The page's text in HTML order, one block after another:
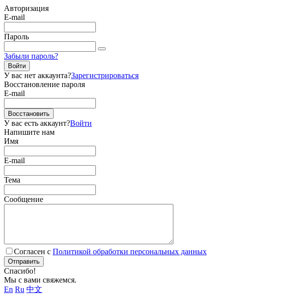
Авторизация
E-mail
Пароль
Забыли пароль?
Войти
У вас нет аккаунта?Зарегистрироваться
Восстановление пароля
E-mail
Восстановить
У вас есть аккаунт?Войти
Напишите нам
Имя
E-mail
Тема
Сообщение
Согласен с Политикой обработки персональных данных
Отправить
Спасибо!
Мы с вами свяжемся.
En Ru 中文